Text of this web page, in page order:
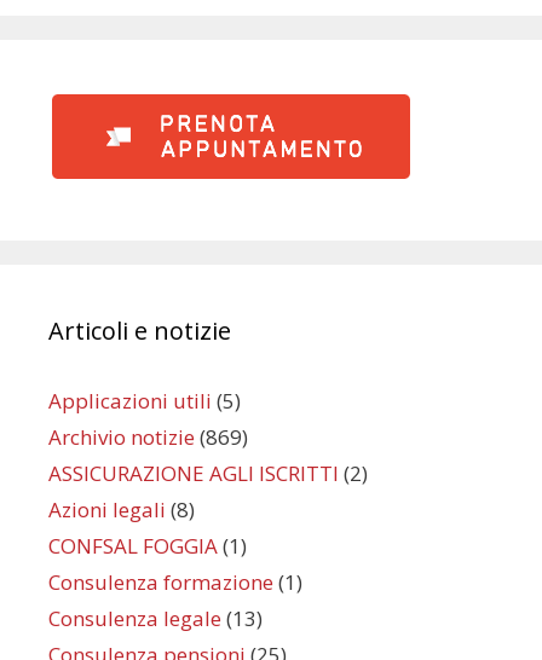
Articoli e notizie
Applicazioni utili (5)
Archivio notizie (869)
ASSICURAZIONE AGLI ISCRITTI (2)
Azioni legali (8)
CONFSAL FOGGIA(1)
Consulenza formazione (1)
Consulenza legale (13)
Consulenza pensioni (25)